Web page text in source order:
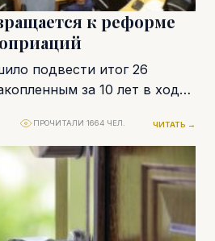
к реформе
подвести итог 26
за 10 лет в ходе
и давление...
ПРОЧИТАЛИ 1664 ЧЕЛ. ЧИТАТЬ →